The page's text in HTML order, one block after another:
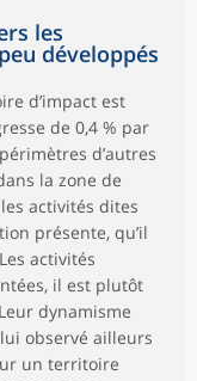
les
développés
d’impact est
de 0,4 % par
d’autres
la zone de
activités dites
présente, qu’il
activités
il est plutôt
dynamisme
observé ailleurs
un territoire